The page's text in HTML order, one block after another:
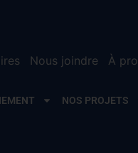
Nous joindre À
NOS PROJETS